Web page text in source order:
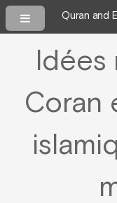
Quran and
Coran